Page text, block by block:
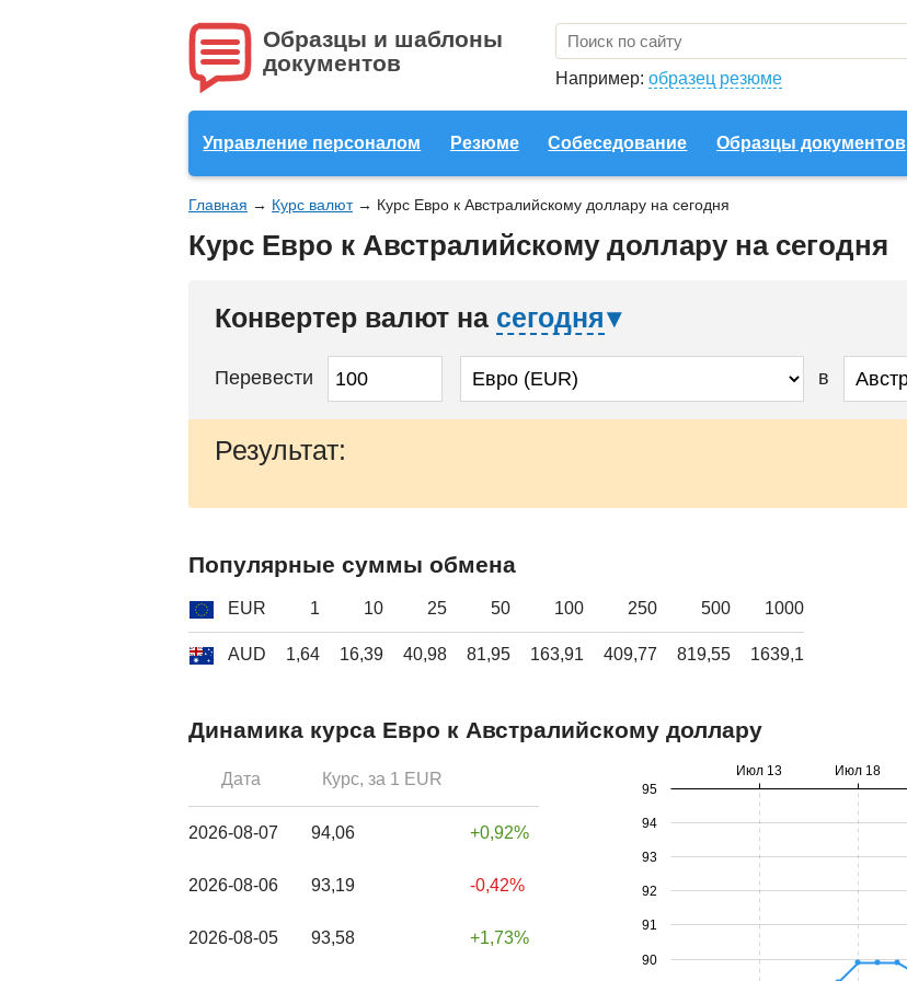
Образцы и шаблоны
документов
Например: образец резюме
Управление персоналом Резюме Собеседование Образцы документов
Главная → Курс валют→ Курс Евро к Австралийскому доллару на сегодня
Курс Евро к Австралийскому доллару на сегодня
Конвертер валют на сегодня
Перевести в
Результат:
Популярные суммы обмена
EUR 1 10 25 50 100 250 500 1000
AUD 1,64 16,39 40,98 81,95 163,91 409,77 819,55 1639,1
Динамика курса Евро к Австралийскому доллару
Дата Курс, за 1 EUR
2026-08-07 94,06 0,92%
2026-08-06 93,19 -0,42%
2026-08-05 93,58 1,73%
Июл 13 Июл 18
90
91
92
93
94
95